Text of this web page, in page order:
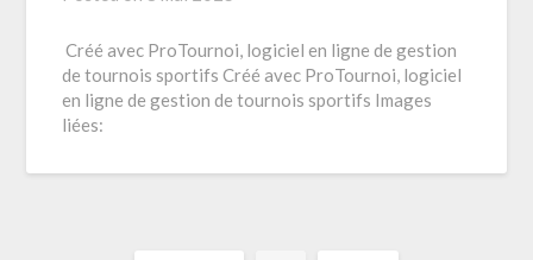
Créé avec ProTournoi, logiciel en ligne de gestion
de tournois sportifs Créé avec ProTournoi, logiciel
en ligne de gestion de tournois sportifs Images
liées: